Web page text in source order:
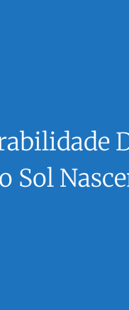
Sol